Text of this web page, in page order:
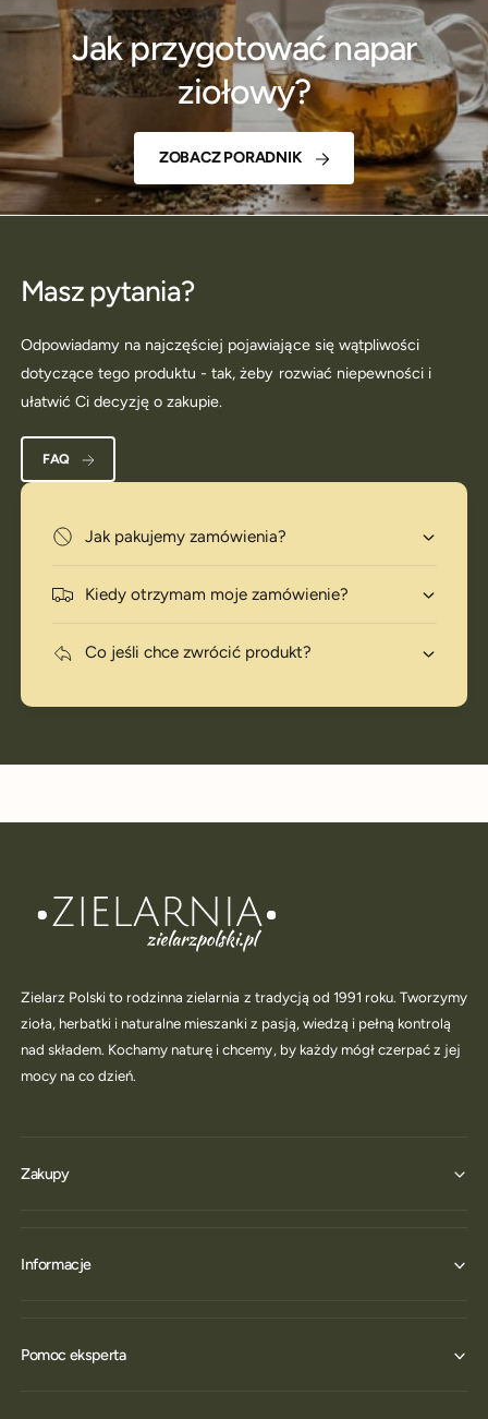
Jak przygotować napar
ziołowy?
ZOBACZ PORADNIK
Masz pytania?
Odpowiadamy na najczęściej pojawiające się wątpliwości
dotyczące tego produktu - tak, żeby rozwiać niepewności i
ułatwić Ci decyzję o zakupie.
FAQ
Jak pakujemy zamówienia?
Kiedy otrzymam moje zamówienie?
Co jeśli chce zwrócić produkt?
Zielarz Polski to rodzinna zielarnia z tradycją od 1991 roku. Tworzymy
zioła, herbatki i naturalne mieszanki z pasją, wiedzą i pełną kontrolą
nad składem. Kochamy naturę i chcemy, by każdy mógł czerpać z jej
mocy na co dzień.
Zakupy
Informacje
Pomoc eksperta